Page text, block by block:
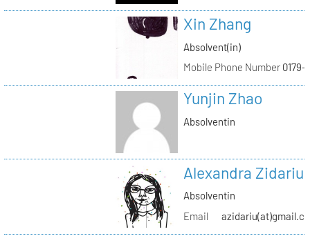
Xin Zhang
Absolvent(in)
Mobile Phone Number0179-
Yunjin Zhao
Absolventin
Alexandra Zidariu
Absolventin
Email